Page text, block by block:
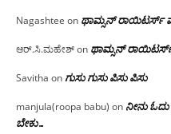
Nagashtee on ಥಾಮ್ಸನ್ ರಾಯಿಟರ್ಸ್
ಆರ್.ಸಿ.ಮಹೇಶ್on ಥಾಮ್ಸನ್ ರಾಯಿಟರ್ಸ್
Savitha onಗುಸು ಗುಸು ಪಿಸು ಪಿಸು
manjula(roopa babu) on ನೀನು
ಬೇಕು…